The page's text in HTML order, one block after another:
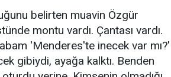
belirten muavin Özgür
montu vardı. Çantası vardı.
'Menderes'te inecek var mı?'
gibiydi, ayağa kalktı. Benden